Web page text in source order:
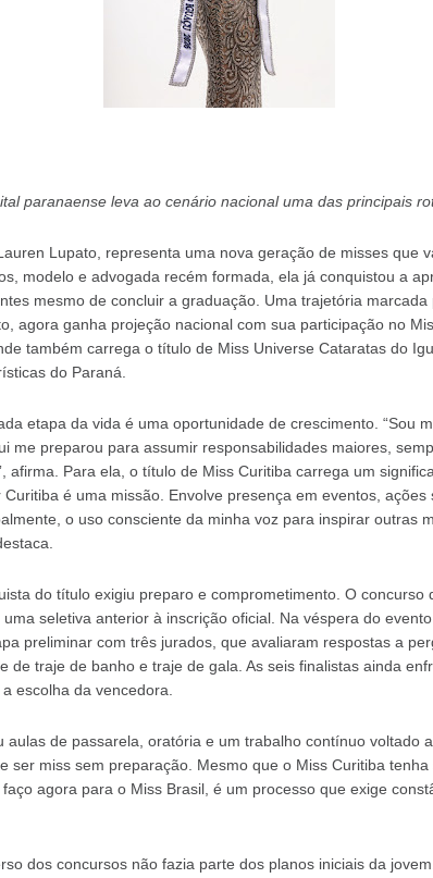
paranaense leva ao cenário nacional uma das principais
Lupato, representa uma nova geração de misses que
modelo e advogada recém formada, ela já conquistou a
mesmo de concluir a graduação. Uma trajetória marcada
agora ganha projeção nacional com sua participação no
também carrega o título de Miss Universe Cataratas do
do Paraná.
etapa da vida é uma oportunidade de crescimento. “Sou
me preparou para assumir responsabilidades maiores,
afirma. Para ela, o título de Miss Curitiba carrega um
Curitiba é uma missão. Envolve presença em eventos, ações
o uso consciente da minha voz para inspirar outras
do título exigiu preparo e comprometimento. O concurso
seletiva anterior à inscrição oficial. Na véspera do
preliminar com três jurados, que avaliaram respostas a
de traje de banho e traje de gala. As seis finalistas ainda
escolha da vencedora.
aulas de passarela, oratória e um trabalho contínuo voltado
ser miss sem preparação. Mesmo que o Miss Curitiba
agora para o Miss Brasil, é um processo que exige
dos concursos não fazia parte dos planos iniciais da